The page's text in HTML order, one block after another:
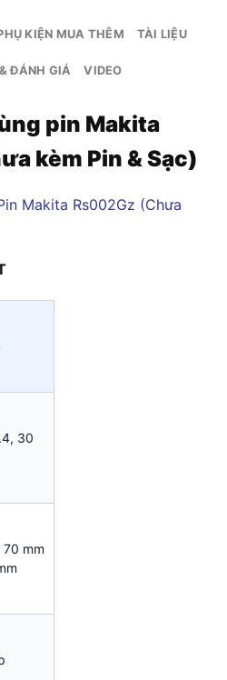
KIỆN MUA THÊM TÀI LIỆU
ĐÁNH GIÁ VIDEO
pin Makita
kèm Pin & Sạc)
30
70 mm